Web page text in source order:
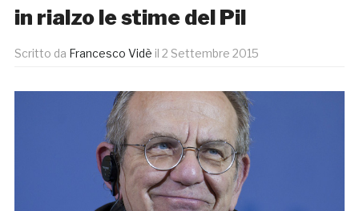
in rialzo le stime del Pil
Scritto da Francesco Vidè il 2 Settembre 2015